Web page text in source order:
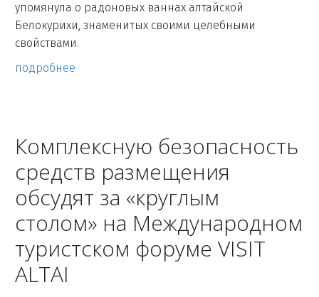
упомянула о радоновых ваннах алтайской
Белокурихи, знаменитых своими целебными
свойствами.
подробнее
Комплексную безопасность
средств размещения
обсудят за «круглым
столом» на Международном
туристском форуме VISIT
ALTAI